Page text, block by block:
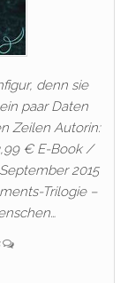
denn sie
paar Daten
Zeilen Autorin:
€ E-Book /
2015
Trilogie –